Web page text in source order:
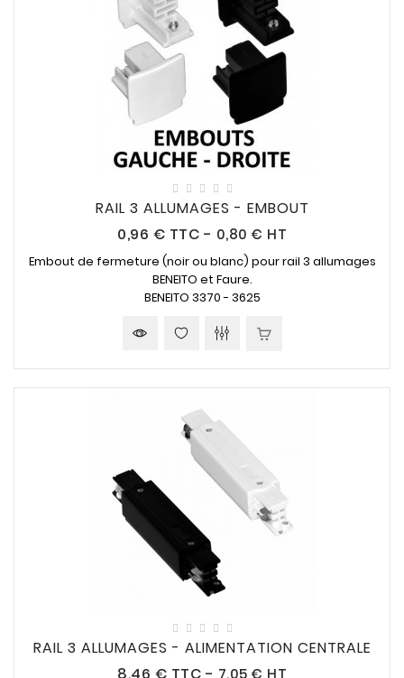
RAIL 3 ALLUMAGES - EMBOUT
0,96 € Prix
TTC - 0,80 € HT
Embout de fermeture (noir ou blanc) pour rail 3 allumages
BENEITO et Faure.
BENEITO 3370 - 3625
RAIL 3 ALLUMAGES - ALIMENTATION CENTRALE
Prix 7,05 € HT